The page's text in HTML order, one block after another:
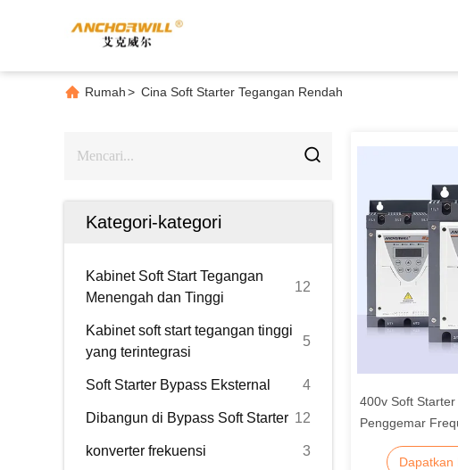
Rumah> Cina Soft Starter Tegangan Rendah
Kategori-kategori
Kabinet Soft Start Tegangan
Menengah dan Tinggi
12
Kabinet soft start tegangan tinggi
yang terintegrasi
5
Soft Starter Bypass Eksternal 4
Dibangun di Bypass Soft Starter 12
konverter frekuensi 3
400v Soft
Penggemar
Dapatkan